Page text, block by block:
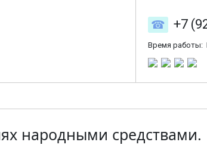
+7
Время работы:
народными средствами.